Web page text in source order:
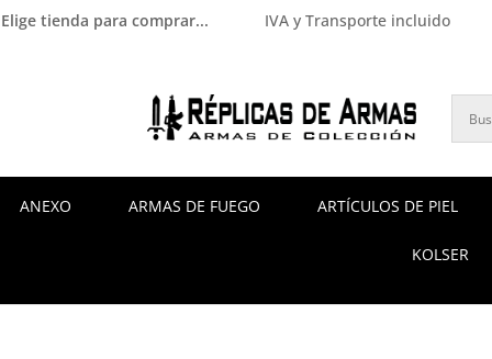
Elige tienda para comprar... IVA y Transporte incluido
ANEXO ARMAS DE FUEGO ARTÍCULOS DE PIEL
KOLSER